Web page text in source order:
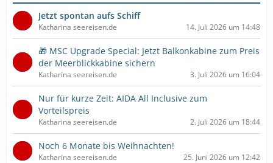
Jetzt spontan aufs Schiff
Katharina seereisen.de 14. Juli 2026 um 14:48
🎁 MSC Upgrade Special: Jetzt Balkonkabine zum Preis
der Meerblickkabine sichern
Katharina seereisen.de 3. Juli 2026 um 16:04
Nur für kurze Zeit: AIDA All Inclusive zum
Vorteilspreis
Katharina seereisen.de 2. Juli 2026 um 18:44
Noch 6 Monate bis Weihnachten!
Katharina seereisen.de 25. Juni 2026 um 12:42